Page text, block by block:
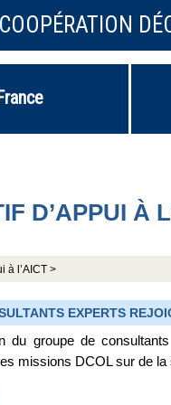
D’APPUI À
à l’AICT >
EXPERTS
du groupe de
missions DCOL sur de